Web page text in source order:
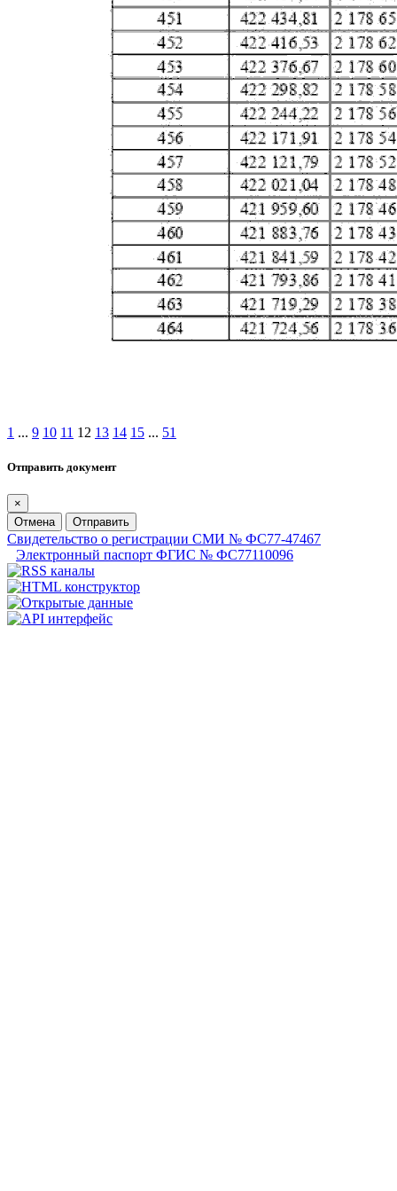
1 ... 9 10 11 12 13 14 15 ... 51
Отправить документ
×
Отмена
Отправить
Свидетельство о регистрации СМИ № ФС77-47467
Электронный паспорт ФГИС № ФС77110096